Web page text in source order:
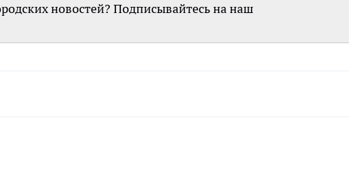
новостей? Подписывайтесь на наш